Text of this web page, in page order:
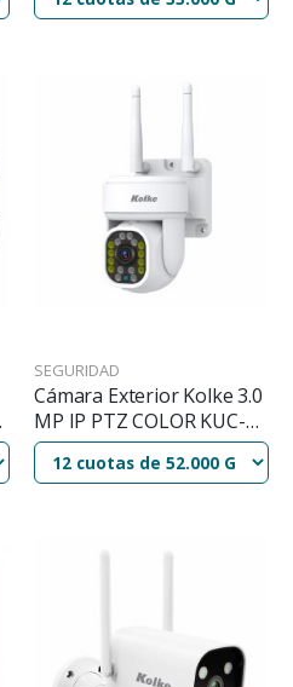
SEGURIDAD
Cámara Exterior Kolke 3.0
MP IP PTZ COLOR KUC-
609 DUAL BAND